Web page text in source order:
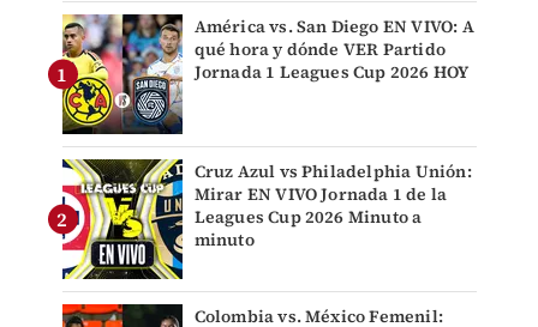
América vs. San Diego EN VIVO: A
qué hora y dónde VER Partido
Jornada 1 Leagues Cup 2026 HOY
Cruz Azul vs Philadelphia Unión:
Mirar EN VIVO Jornada 1 de la
Leagues Cup 2026 Minuto a
minuto
Colombia vs. México Femenil: